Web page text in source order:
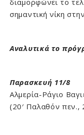
διαμορφώνει το
σημαντική νίκη
Αναλυτικά το
Παρασκευή 11/8
Αλμερία-Ράγιο
(20′ Παλαθόν πεν.,